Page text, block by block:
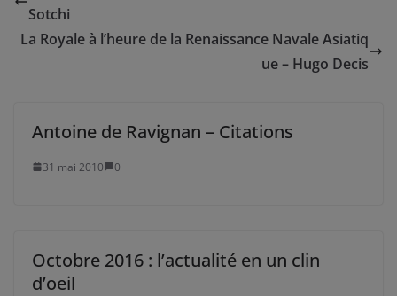
Sotchi
La Royale à l’heure de la Renaissance Navale Asiatiq
ue – Hugo Decis
Antoine de Ravignan – Citations
31 mai 2010 0
Octobre 2016 : l’actualité en un clin
d’oeil